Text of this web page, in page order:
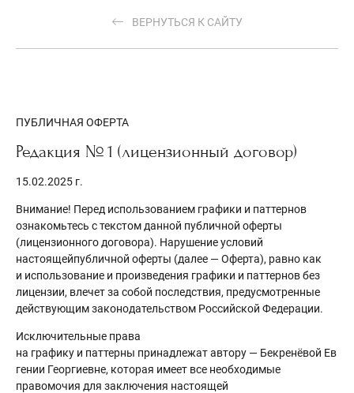
ВЕРНУТЬСЯ К САЙТУ
ПУБЛИЧНАЯ ОФЕРТА
Редакция № 1 (лицензионный договор)
15.02.2025 г.
Внимание! Перед использованием графики и паттернов
ознакомьтесь с текстом данной публичной оферты
(лицензионного договора). Нарушение условий
настоящейпубличной оферты (далее — Оферта), равно как
и использование и произведения графики и паттернов без
лицензии, влечет за собой последствия, предусмотренные
действующим законодательством Российской Федерации.
Исключительные права
на графику и паттерны принадлежат автору — Бекренёвой Ев
гении Георгиевне, которая имеет все необходимые
правомочия для заключения настоящей